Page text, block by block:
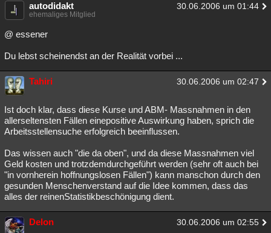
autodidakt 30.06.2006 um 01:44
ehemaliges Mitglied
@ essener
Du lebst scheinendst an der Realität vorbei ...
Tahiri 30.06.2006 um 02:47
Ist doch klar, dass diese Kurse und ABM- Massnahmen in den
allerseltensten Fällen einepositive Auswirkung haben, sprich die
Arbeitsstellensuche erfolgreich beeinflussen.
Das wissen auch "die da oben", und da diese Massnahmen viel
Geld kosten und trotzdemdurchgeführt werden (sehr oft auch bei
"in vornherein hoffnungslosen Fällen") kann manschon durch den
gesunden Menschenverstand auf die Idee kommen, dass das
alles der reinenStatistikbeschönigung dient.
Delon 30.06.2006 um 02:55